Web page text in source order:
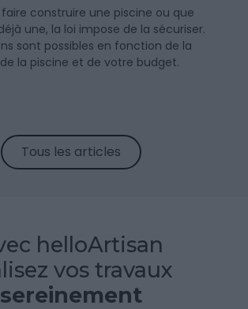
faire construire une piscine ou que
une, la loi impose de la sécuriser.
sont possibles en fonction de la
la piscine et de votre budget.
Tous les articles
helloArtisan
vos travaux
sereinement